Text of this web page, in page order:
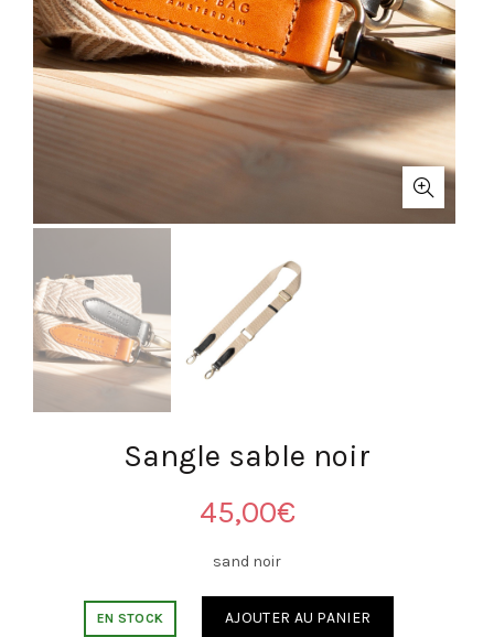
Sangle sable noir
45,00€
sand noir
EN STOCK AJOUTER AU PANIER